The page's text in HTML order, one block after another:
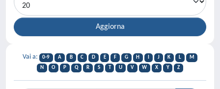
Vai a: 0-9 A B C D E F G H J K L
M
N
O P Q R S T U V W X Y Z